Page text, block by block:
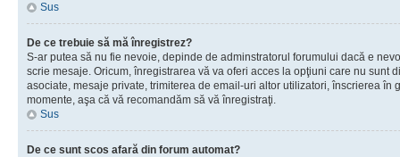
Sus
De ce trebuie să mă înregistrez?
S-ar putea să nu fie nevoie, depinde de adminstratorul forumului dacă e
scrie mesaje. Oricum, înregistrarea vă va oferi acces la opţiuni care nu sunt
asociate, mesaje private, trimiterea de email-uri altor utilizatori, înscrierea în
momente, aşa că vă recomandăm să vă înregistraţi.
Sus
De ce sunt scos afară din forum automat?